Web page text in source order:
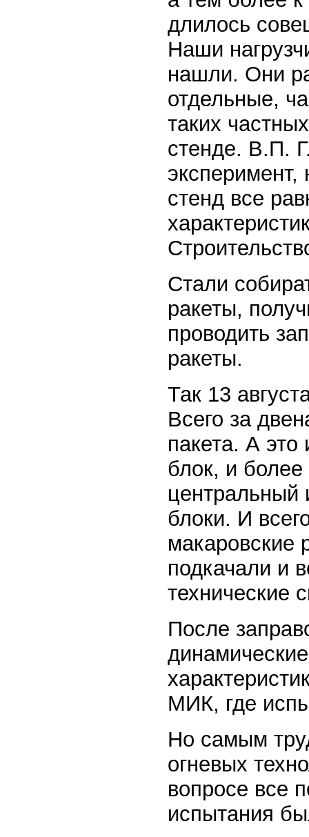
длилось
Наши
нашли. Они
отдельные,
таких
стенде. В.П.
эксперимент,
стенд все
Стали
ракеты,
проводить
ракеты.
Так 13
Всего за
пакета. А
блок, и более
центральный
блоки. И
макаровские
подкачали и
технические
После
МИК, где
Но самым
огневых
вопросе все
испытания